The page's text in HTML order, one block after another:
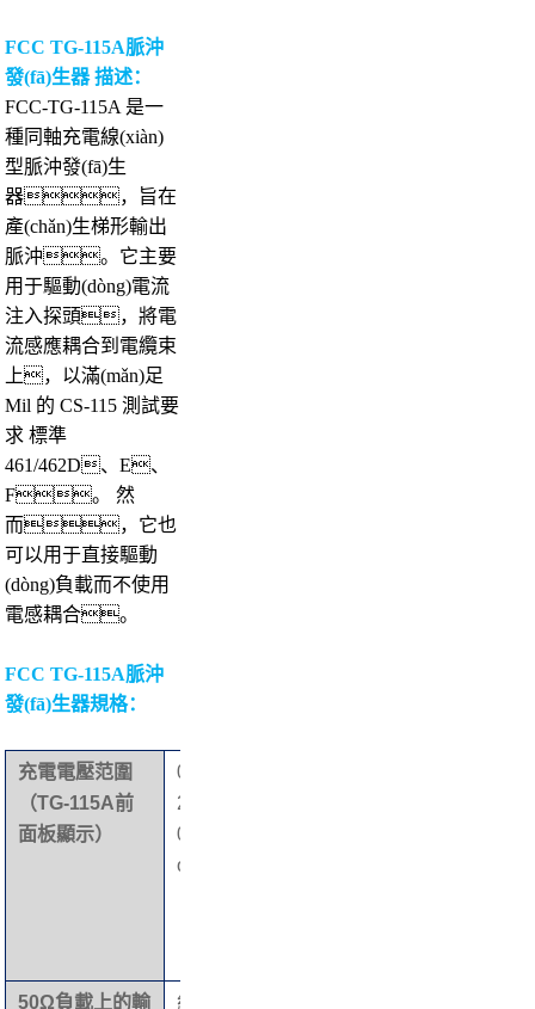
FCC TG-115A脈沖
發(fā)生器 描述：
FCC-TG-115A 是一
種同軸充電線(xiàn)
型脈沖發(fā)生
器，旨在
產(chǎn)生梯形輸出
脈沖。它主要
用于驅動(dòng)電流
注入探頭，將電
流感應耦合到電纜束
上，以滿(mǎn)足
Mil 的 CS-115 測試要
求 標準
461/462D、E、
F。 然
而，它也
可以用于直接驅動
(dòng)負載而不使用
電感耦合。
FCC TG-115A脈沖
發(fā)生器規格：
充電電壓范圍
（TG-115A前
面板顯示）
0 –
200
0 v
olts
50Ω負載上的輸 約